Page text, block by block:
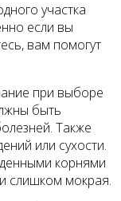
участка
если вы
вам помогут
при выборе
быть
Также
или сухости.
корнями
слишком мокрая.